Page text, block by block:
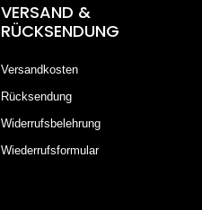
VERSAND &
RÜCKSENDUNG
Versandkosten
Rücksendung
Widerrufsbelehrung
Wiederrufsformular